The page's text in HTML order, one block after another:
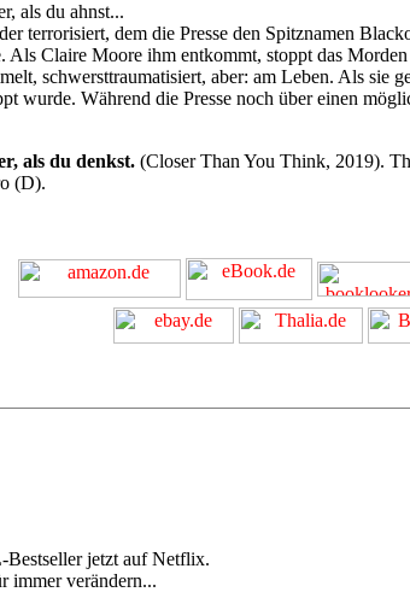
als du ahnst...
terrorisiert, dem die Presse den Spitznamen
Als Claire Moore ihm entkommt, stoppt das
schwersttraumatisiert, aber: am Leben. Als sie
wurde. Während die Presse noch über einen
als du denkst. (Closer Than You Think, 2019).
(D).
jetzt auf Netflix.
immer verändern...